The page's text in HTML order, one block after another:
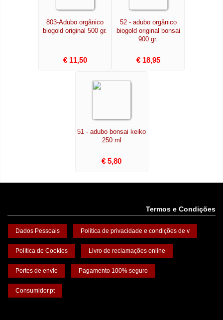
803-Adubo orgânico
biogold original 500 gr.
€ 11,50
52 - adubo orgânico
biogold original bonsai
900 gr.
€ 18,95
51 - adubo bonsai keiko
250 ml
€ 5,80
Termos e Condições
Dados Pessoais Política de privacidade e condições de v
Política de Cookies Livro de reclamações online
Portes de envio Pagamento 100% seguro
Consumidor.pt